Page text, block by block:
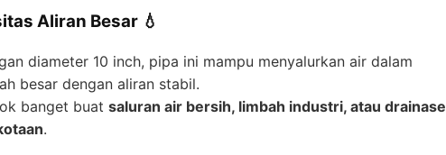
Aliran Besar 💧
diameter 10 inch, pipa ini mampu menyalurkan air dalam
besar dengan aliran stabil.
banget buat saluran air bersih, limbah industri, atau drainase
.